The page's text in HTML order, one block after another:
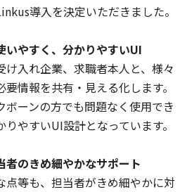
導入を決定いただきました。
いやすく、分かりやすいUI
入れ企業、求職者本人と、様々
情報を共有・見える化します。
ボーンの方でも問題なく使用でき
やすいUI設計となっています。
者のきめ細やかなサポート
点等も、担当者がきめ細やかに対